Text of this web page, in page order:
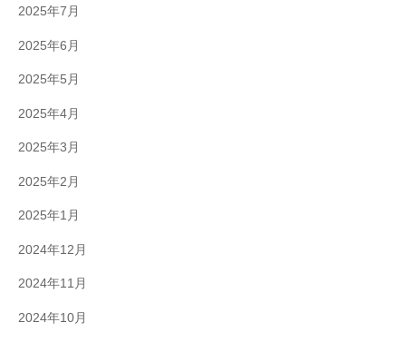
2025年7月
2025年6月
2025年5月
2025年4月
2025年3月
2025年2月
2025年1月
2024年12月
2024年11月
2024年10月